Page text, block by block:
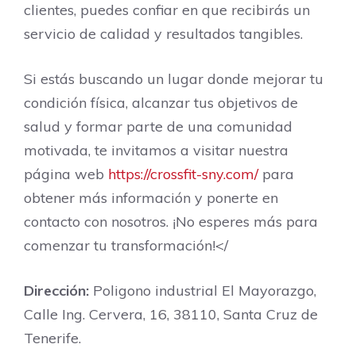
clientes, puedes confiar en que recibirás un
servicio de calidad y resultados tangibles.
Si estás buscando un lugar donde mejorar tu
condición física, alcanzar tus objetivos de
salud y formar parte de una comunidad
motivada, te invitamos a visitar nuestra
página web https://crossfit-sny.com/para
obtener más información y ponerte en
contacto con nosotros. ¡No esperes más para
comenzar tu transformación!</
Dirección: Poligono industrial El Mayorazgo,
Calle Ing. Cervera, 16, 38110, Santa Cruz de
Tenerife.